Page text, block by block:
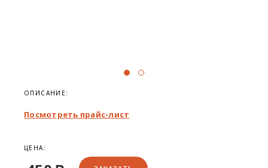
ОПИСАНИЕ:
Посмотреть прайс-лист
ЦЕНА: